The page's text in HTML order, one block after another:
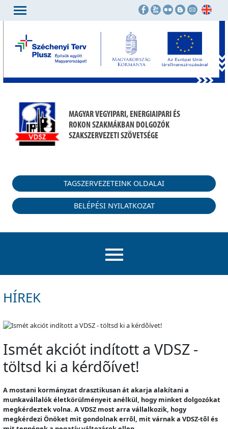
MAGYAR VEGYIPARI, ENERGIAIPARI ÉS
ROKON SZAKMÁKBAN DOLGOZÓK
SZAKSZERVEZETI SZÖVETSÉGE
TAGSZERVEZETEINK OLDALAI
BELÉPÉSI NYILATKOZAT
HÍREK
Ismét akciót indított a VDSZ -
töltsd ki a kérdõívet!
A mostani kormányzat drasztikusan át akarja alakítani a
munkavállalók életkörülményeit anélkül, hogy minket dolgozókat
megkérdeztek volna. A VDSZ most arra vállalkozik, hogy
megkérdezi Önöket mit gondolnak errõl, mit várnak a VDSZ-tõl és